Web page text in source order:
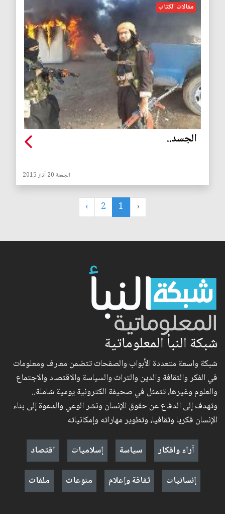
مقالات الكتاب
الجسد..
الجمعة 20 آذار 2015
‹
1
2
›
شبكة النبأ المعلوماتية
شبكة واسعة متعددة الأبواب والصفحات تتضمن معارف ومعلومات
في الفكر والثقافة والدين والتراث والسياسة والاقتصاد والاجتماع
والعلوم وغيرها، تتمثل في صحيفة الكترونية يومية شاملة..
وتهدف إلى الدفاع عن حقوق الإنسان ونشر الوعي والدعوة إلى بناء
الإنسان فكريا وثقافيا، وتطوير مهاراته وإمكانياته
آراء وافكار
سياسة إسلاميات
اقتصاد
إنسانيات
ثقافة وإعلام منوعات ملفات